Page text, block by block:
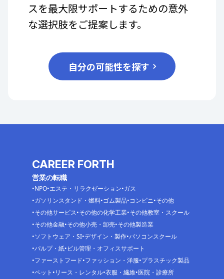
スを最大限サポートするための意外
な選択肢をご提案します。
自分の可能性を探す
CAREER FORTH
営業の転職
NPO エステ・リラクゼーション ガス
ガソリンスタンド・燃料 ゴム製品 コンビニ その他
その他サービス その他の化学工業 その他教室・スクール
その他金融 その他小売・卸売 その他製造業
ソフトウェア・SI デザイン・製作 パソコンスクール
パルプ・紙 ビル管理・オフィスサポート
ファーストフード ファッション・洋服 プラスチック製品
ペット リース・レンタル 衣服・繊維 医院・診療所